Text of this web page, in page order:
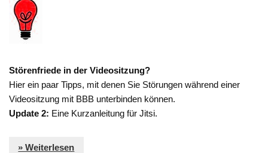
Störenfriede in der Videositzung?
Hier ein paar Tipps, mit denen Sie Störungen während einer
Videositzung mit BBB unterbinden können.
Update 2: Eine Kurzanleitung für Jitsi.
» Weiterlesen